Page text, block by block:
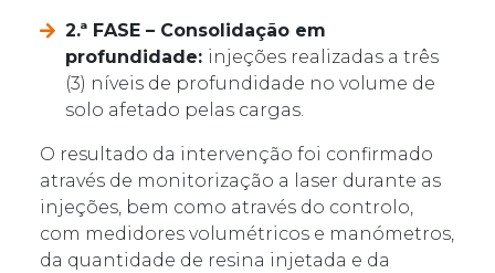
2.ª FASE – Consolidação em
profundidade: injeções realizadas a três
(3) níveis de profundidade no volume de
solo afetado pelas cargas.
O resultado da intervenção foi confirmado
através de monitorização a laser durante as
injeções, bem como através do controlo,
com medidores volumétricos e manómetros,
da quantidade de resina injetada e da